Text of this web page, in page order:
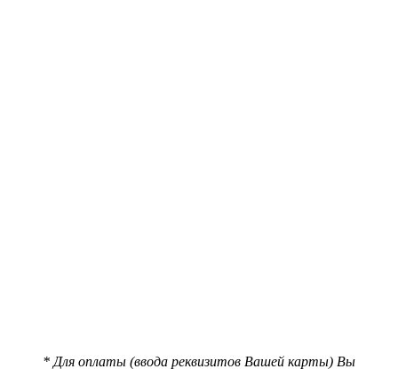
* Для оплаты (ввода реквизитов Вашей карты) Вы